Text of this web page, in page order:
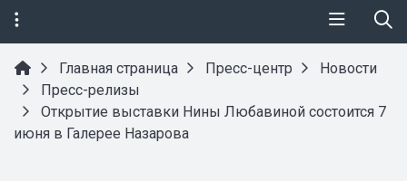
Главная страница Пресс-центр
Новости
Пресс-релизы
Открытие выставки Нины Любавиной состоится 7
июня в Галерее Назарова